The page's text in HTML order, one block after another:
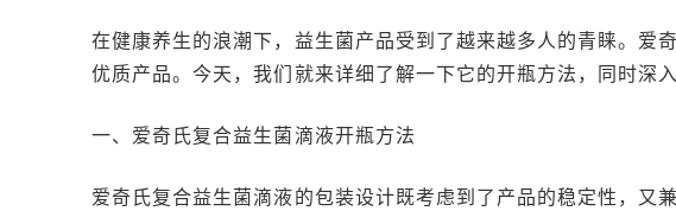
在健康养生的浪潮下，益生菌产品受到了越来越多人的青睐。爱
优质产品。今天，我们就来详细了解一下它的开瓶方法，同时深
一、爱奇氏复合益生菌滴液开瓶方法
爱奇氏复合益生菌滴液的包装设计既考虑到了产品的稳定性，又